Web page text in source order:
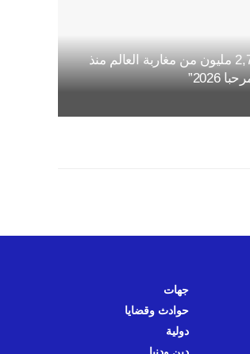
دخول أزيد من 2,7 مليون من مغاربة العالم منذ
2026”
جهات
حوادث وقضايا
دولية